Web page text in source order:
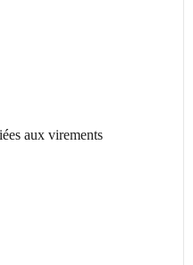
aux virements